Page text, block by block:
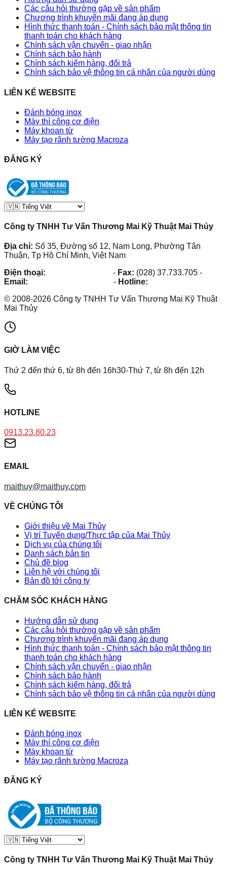
Các câu hỏi thường gặp về sản phẩm
Chương trình khuyến mãi đang áp dụng
Hình thức thanh toán - Chính sách bảo mật thông tin
thanh toán cho khách hàng
Chính sách vận chuyển - giao nhận
Chính sách bảo hành
Chính sách kiểm hàng, đổi trả
Chính sách bảo vệ thông tin cá nhân của người dùng
LIÊN KẾ WEBSITE
Đánh bóng inox
Máy thí công cơ điện
Máy khoan từ
Máy tạo rãnh tường Macroza
ĐĂNG KÝ
Công ty TNHH Tư Vấn Thương Mai Kỹ Thuật Mai Thủy
Địa chỉ: Số 35, Đường số 12, Nam Long, Phường Tân
Thuận, Tp Hồ Chí Minh, Việt Nam
Điện thoại:
- Fax: (028) 37.733.705 -
Email:
- Hotline:
© 2008-2026 Công ty TNHH Tư Vấn Thương Mai Kỹ Thuật
Mai Thủy
GIỜ LÀM VIỆC
Thứ 2 đến thứ 6, từ 8h đến 16h30-Thứ 7, từ 8h đến 12h
HOTLINE
0913.23.80.23
EMAIL
maithuy@maithuy.com
VỀ CHÚNG TÔI
Giới thiệu về Mai Thủy
Vị trí Tuyển dụng/Thực tập của Mai Thủy
Dịch vụ của chúng tôi
Danh sách bản tin
Chủ đề blog
Liên hệ với chúng tôi
Bản đồ tới công ty
CHĂM SÓC KHÁCH HÀNG
Hướng dẫn sử dụng
Các câu hỏi thường gặp về sản phẩm
Chương trình khuyến mãi đang áp dụng
Hình thức thanh toán - Chính sách bảo mật thông tin
thanh toán cho khách hàng
Chính sách vận chuyển - giao nhận
Chính sách bảo hành
Chính sách kiểm hàng, đổi trả
Chính sách bảo vệ thông tin cá nhân của người dùng
LIÊN KẾ WEBSITE
Đánh bóng inox
Máy thí công cơ điện
Máy khoan từ
Máy tạo rãnh tường Macroza
ĐĂNG KÝ
Công ty TNHH Tư Vấn Thương Mai Kỹ Thuật Mai Thủy